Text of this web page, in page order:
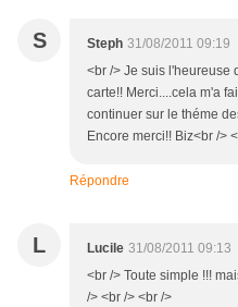
S Steph 31/08/2011 09:19
<br /> Je suis l'heureuse
carte!! Merci....cela m'a
continuer sur le théme
Encore merci!! Biz<br />
Répondre
L Lucile 31/08/2011 09:13
<br /> Toute simple !!!
/> <br /> <br />